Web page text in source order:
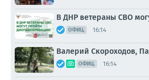
В ДНР ветераны СВО
ОФИЦ. 16:14
Валерий Скороходов,
ОФИЦ. 16:14